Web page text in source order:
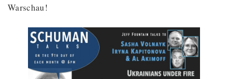
Warschau!